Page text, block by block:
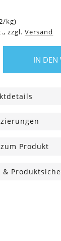
/kg)
zzgl. Versand
IN DEN
Produkt
&